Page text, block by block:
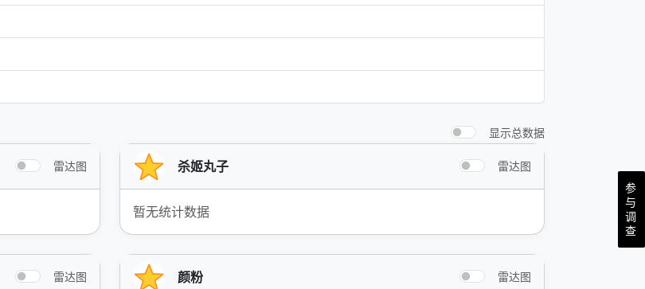
显示总数据
雷达图 杀姬丸子 雷达图
暂无统计数据
雷达图 颜粉 雷达图
参
与
调
查